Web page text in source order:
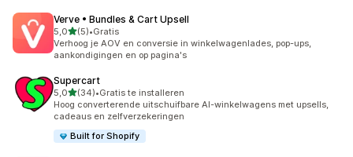
Verve • Bundles & Cart Upsell
5,0van 5 sterren
(5)
5 recensies in totaal
•Gratis
Verhoog je AOV en conversie in winkelwagenlades, pop-ups,
aankondigingen en op pagina's
Supercart
5,0van 5 sterren
(34)
34 recensies in totaal
•Gratis te installeren
Hoog converterende uitschuifbare AI-winkelwagens met upsells,
cadeaus en zelfverzekeringen
Built for Shopify